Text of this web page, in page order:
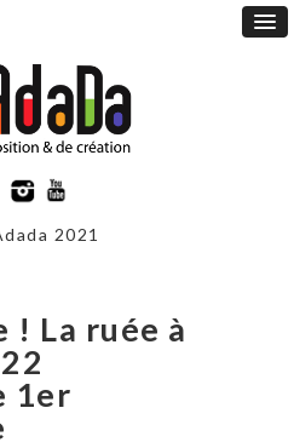
2021
! La ruée à
1er